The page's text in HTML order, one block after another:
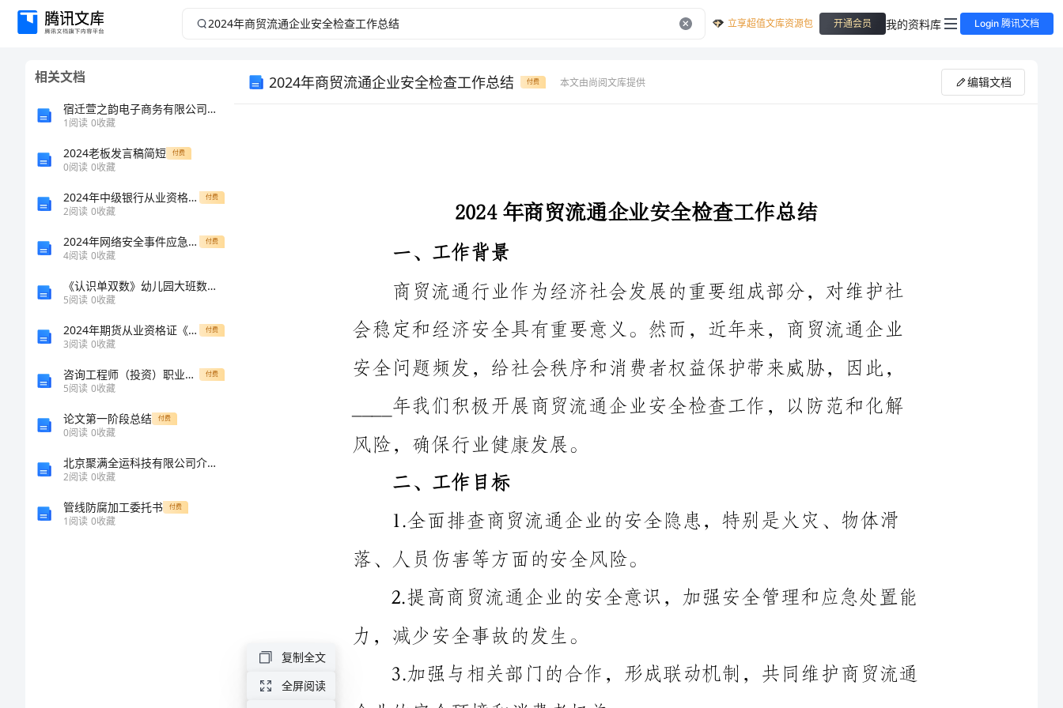
2024
立享超值文库资源包 开通会员 我的资料库 Login 腾讯文档
相关文档
宿迁萱之韵电子商务有限公司介绍企业发展分析报告
1阅读 0收藏
2024老板发言稿简短 付费
0阅读 0收藏
2024年中级银行从业资格考试《银行业法律法规与综合能力》考前检测试卷C卷 付费
2阅读 0收藏
2024年网络安全事件应急处置和报告制度 付费
4阅读 0收藏
《认识单双数》幼儿园大班数学教案
5阅读 0收藏
2024年期货从业资格证《期货投资分析》提升训练试题C卷 付费
3阅读 0收藏
咨询工程师（投资）职业资格考试报考条件 付费
5阅读 0收藏
论文第一阶段总结 付费
0阅读 0收藏
北京聚满全运科技有限公司介绍企业发展分析报告
2阅读 0收藏
管线防腐加工委托书 付费
1阅读 0收藏
2024年商贸流通企业安全检查工作总结 付费 本文由尚阅文库提供 编辑文档
全面检查和指导。
安全问题频发，给社会秩序和消费者权益保护带来威胁，因此，
____年我们积极开展商贸流通企业安全检查工作，以防范和化解
风险，确保行业健康发展。
1.全面排查商贸流通企业的安全隐患，特别是火灾、物体滑
落、人员伤害等方面的安全风险。
力，减少安全事故的发生。
企业的安全环境和消费者权益。
三、工作措施
复制全文
全屏阅读